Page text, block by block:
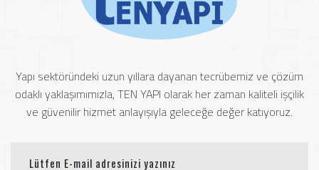
Yapı sektöründeki uzun yıllara dayanan tecrübemiz ve çözüm
odaklı yaklaşımımızla, TEN YAPI olarak her zaman kaliteli işçilik
ve güvenilir hizmet anlayışıyla geleceğe değer katıyoruz.